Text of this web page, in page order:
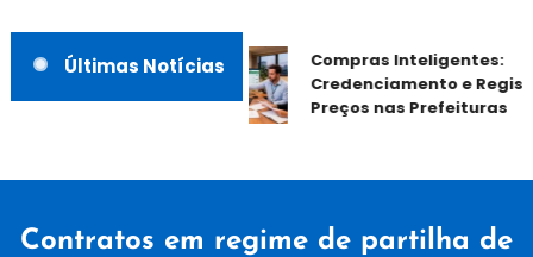
Últimas Notícias
Compras Inteligentes:
Credenciamento e
Preços nas Prefeituras
Contratos em regime de partilha de